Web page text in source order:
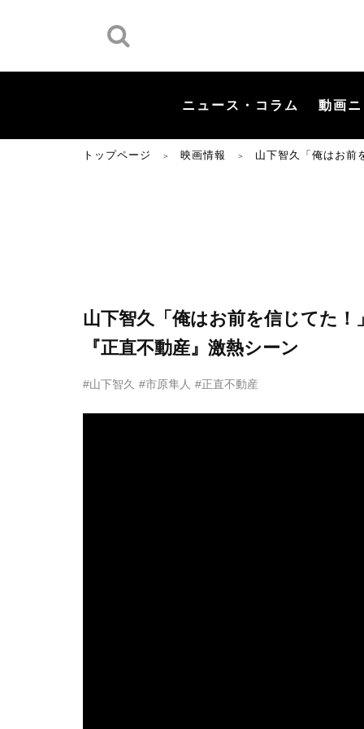
ニュース・コラム 動画
トップページ ＞ 映画情報 ＞ 山下智久「俺はお前
山下智久「俺はお前を信じてた
『正直不動産』激熱シーン
#山下智久 #市原隼人 #正直不動産